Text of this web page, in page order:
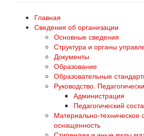
Главная
Сведения об организации
Основные сведения
Структура и органы
Документы
Образование
Образовательные
Руководство.
Администрация
Педагогический
Материально-техническое
оснащенность